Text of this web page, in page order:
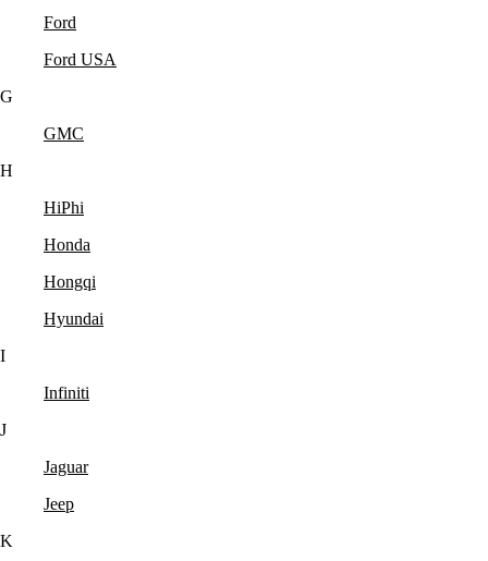
Ford
Ford USA
G
GMC
H
HiPhi
Honda
Hongqi
Hyundai
I
Infiniti
J
Jaguar
Jeep
K